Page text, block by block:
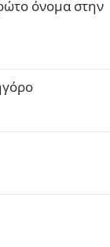
όνομα στην